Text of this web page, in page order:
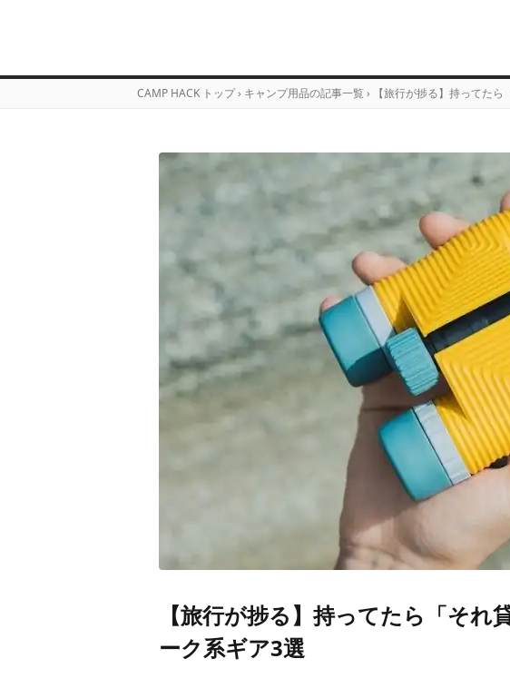
CAMP HACK トップ › キャンプ用品の記事一覧 › 【旅行が捗る】持ってた
【旅行が捗る】持ってたら「そ
ーク系ギア3選